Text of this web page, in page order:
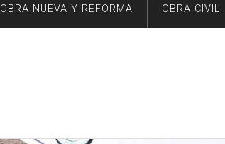
OBRA NUEVA Y REFORMA OBRA CIVIL